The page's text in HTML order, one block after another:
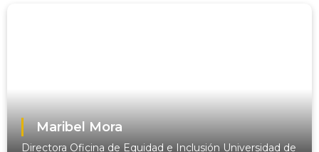
Maribel Mora
Directora Oficina de Equidad e Inclusión Universidad de